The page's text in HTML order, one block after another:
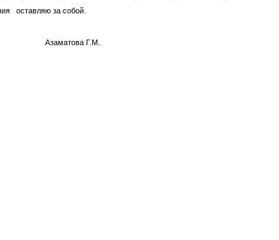
оставляю за собой.
Азаматова Г.М.